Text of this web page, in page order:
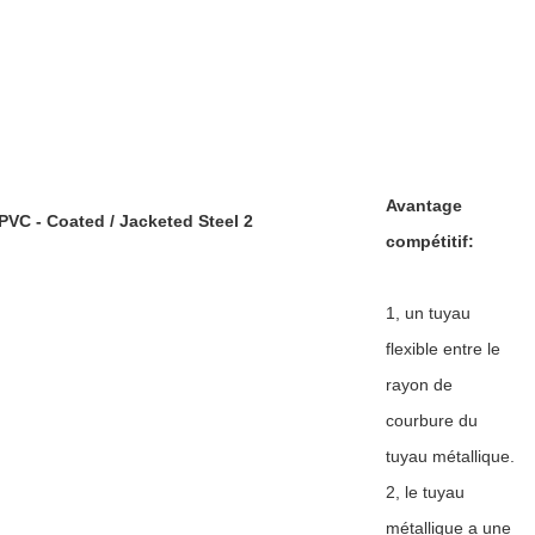
Avantage
compétitif:
1, un tuyau
flexible entre le
rayon de
courbure du
tuyau métallique.
2, le tuyau
métallique a une